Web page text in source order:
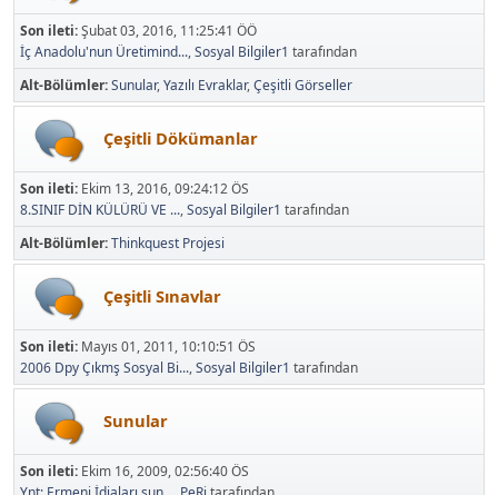
Son ileti:Şubat 03, 2016, 11:25:41 ÖÖ
İç Anadolu'nun Üretimind...,Sosyal Bilgiler1 tarafından
Alt-Bölümler Sunular Yazılı Evraklar Çeşitli Görseller
Çeşitli Dökümanlar
Son ileti: Ekim 13, 2016, 09:24:12 ÖS
8.SINIF DİN KÜLÜRÜ VE ...,Sosyal Bilgiler1 tarafından
Alt-Bölümler Thinkquest Projesi
Çeşitli Sınavlar
Son ileti: Mayıs 01, 2011, 10:10:51 ÖS
2006 Dpy Çıkmş Sosyal Bi...,Sosyal Bilgiler1 tarafından
Sunular
Son ileti: Ekim 16, 2009, 02:56:40 ÖS